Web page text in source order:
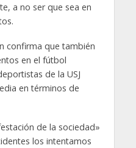
a no ser que sea en
confirma que también
en el fútbol
de la USJ
en términos de
de la sociedad»
los intentamos